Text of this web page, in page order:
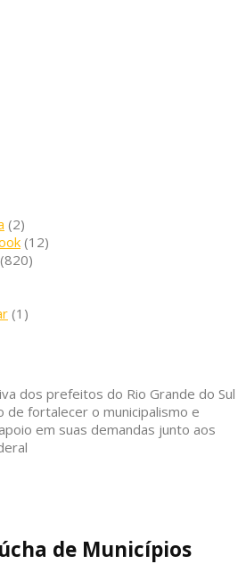
(2)
(12)
(820)
(1)
dos prefeitos do Rio Grande do Sul
de fortalecer o municipalismo e
em suas demandas junto aos
de Municípios